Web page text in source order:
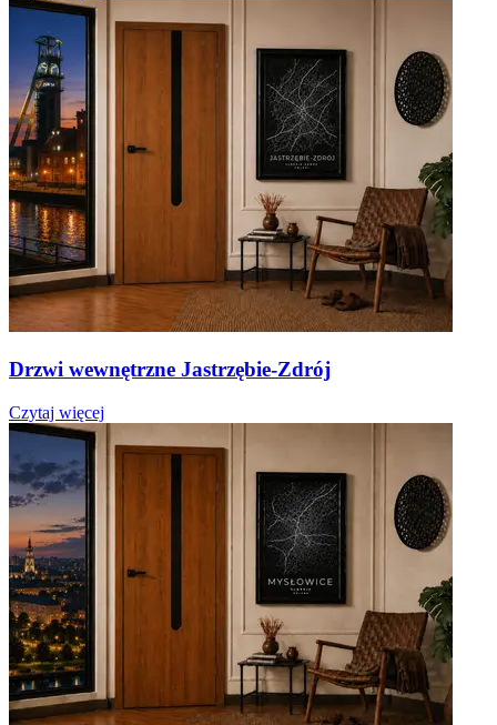
Drzwi wewnętrzne Jastrzębie-Zdrój
Czytaj więcej